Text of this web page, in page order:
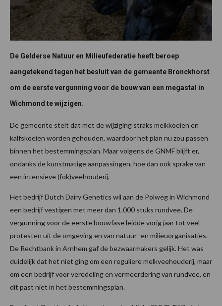
De Gelderse Natuur en Milieufederatie heeft beroep
aangetekend tegen het besluit van de gemeente Bronckhorst
om de eerste vergunning voor de bouw van een megastal in
Wichmond te wijzigen.
De gemeente stelt dat met de wijziging straks melkkoeien en
kalfskoeien worden gehouden, waardoor het plan nu zou passen
binnen het bestemmingsplan. Maar volgens de GNMF blijft er,
ondanks de kunstmatige aanpassingen, hoe dan ook sprake van
een intensieve (fok)veehouderij.
Het bedrijf Dutch Dairy Genetics wil aan de Polweg in Wichmond
een bedrijf vestigen met meer dan 1.000 stuks rundvee. De
vergunning voor de eerste bouwfase leidde vorig jaar tot veel
protesten uit de omgeving en van natuur- en milieuorganisaties.
De Rechtbank in Arnhem gaf de bezwaarmakers gelijk. Het was
duidelijk dat het niet ging om een reguliere melkveehouderij, maar
om een bedrijf voor veredeling en vermeerde­ring van rundvee, en
dit past niet in het bestemmingsplan.